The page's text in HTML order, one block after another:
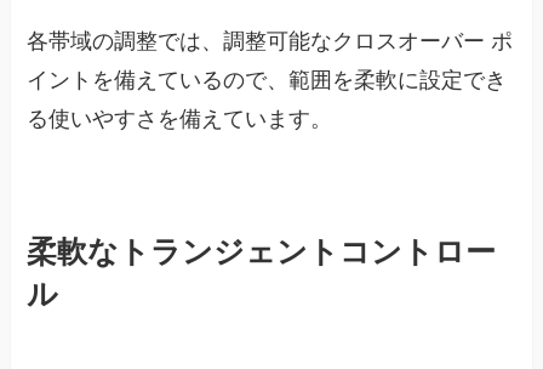
各帯域の調整では、調整可能なクロスオーバー ポ
イントを備えているので、範囲を柔軟に設定でき
る使いやすさを備えています。
柔軟なトランジェントコントロー
ル